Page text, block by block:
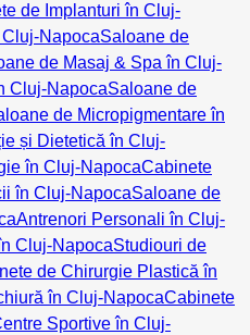
de Implanturi în Cluj-
NapocaSaloane de
de Masaj & Spa în Cluj-
Cluj-NapocaSaloane de
de Micropigmentare în
și Dietetică în Cluj-
în Cluj-NapocaCabinete
în Cluj-NapocaSaloane de
Antrenori Personali în Cluj-
Cluj-NapocaStudiouri de
de Chirurgie Plastică în
în Cluj-NapocaCabinete
Sportive în Cluj-